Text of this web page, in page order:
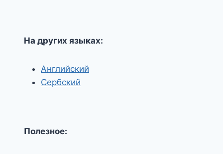
На других языках:
Английский
Сербский
Полезное: